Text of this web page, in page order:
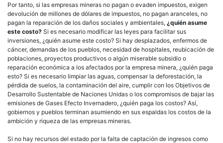
Por tanto, si las empresas mineras no pagan o evaden impuestos, exigen
devolución de millones de dólares de impuestos, no pagan aranceles, no
pagan la reparación de los daños sociales y ambientales, ¿quién asume
este costo? Si es necesario modificar las leyes para facilitar sus
inversiones, ¿quién asume este costo? Si hay desplazados, enfermos de
cáncer, demandas de los pueblos, necesidad de hospitales, reubicación de
poblaciones, proyectos productivos o algún miserable subsidio o
reparación económica a los afectados por la empresa minera, ¿quién paga
esto? Si es necesario limpiar las aguas, compensar la deforestación, la
pérdida de suelos, la contaminación del aire, cumplir con los Objetivos de
Desarrollo Sustentable de Naciones Unidas o los compromisos de bajar las
emisiones de Gases Efecto Invernadero, ¿quién paga los costos? Así,
gobiernos y pueblos terminan asumiendo en sus espaldas los costos de la
ambición y riqueza de las empresas mineras.
Si no hay recursos del estado por la falta de captación de ingresos como